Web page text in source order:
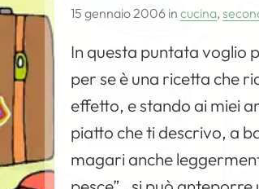
15 gennaio 2006 incucina,
In questa puntata voglio
per se è una ricetta che
effetto, e stando ai miei
piatto che ti descrivo, a
magari anche